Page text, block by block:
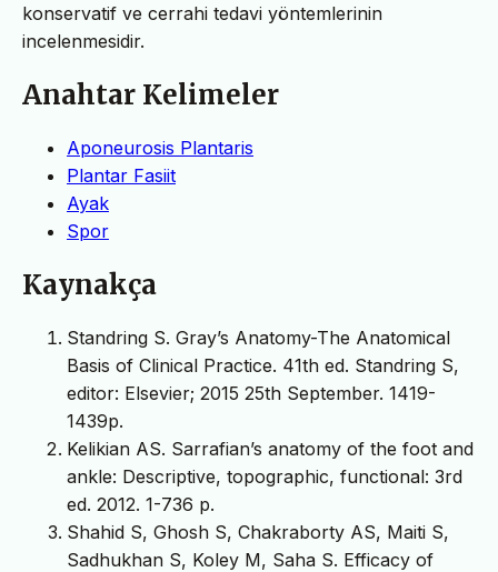
konservatif ve cerrahi tedavi yöntemlerinin
incelenmesidir.
Anahtar Kelimeler
Aponeurosis Plantaris
Plantar Fasiit
Ayak
Spor
Kaynakça
Standring S. Gray’s Anatomy-The Anatomical
Basis of Clinical Practice. 41th ed. Standring S,
editor: Elsevier; 2015 25th September. 1419-
1439p.
Kelikian AS. Sarrafian’s anatomy of the foot and
ankle: Descriptive, topographic, functional: 3rd
ed. 2012. 1-736 p.
Shahid S, Ghosh S, Chakraborty AS, Maiti S,
Sadhukhan S, Koley M, Saha S. Efficacy of